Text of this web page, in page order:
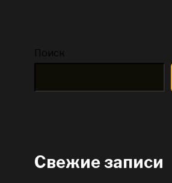
Поиск
Свежие записи